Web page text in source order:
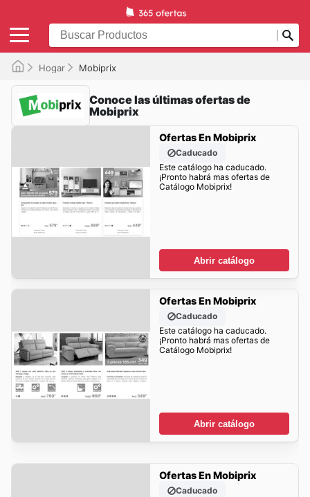
Hogar Mobiprix
Conoce las últimas ofertas de
Mobiprix
Ofertas En Mobiprix
Caducado
Este catálogo ha caducado.
¡Pronto habrá mas ofertas de
Catálogo Mobiprix!
Abrir catálogo
Ofertas En Mobiprix
Caducado
Este catálogo ha caducado.
¡Pronto habrá mas ofertas de
Catálogo Mobiprix!
Abrir catálogo
Ofertas En Mobiprix
Caducado